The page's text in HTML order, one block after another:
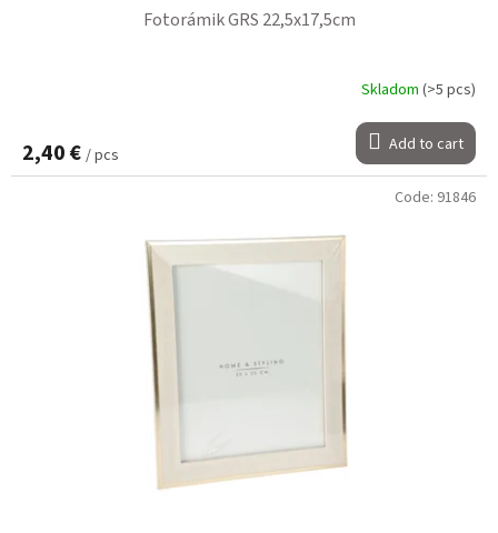
Fotorámik GRS 22,5x17,5cm
Skladom (>5 pcs)
2,40 € / pcs Add to cart
Code: 91846